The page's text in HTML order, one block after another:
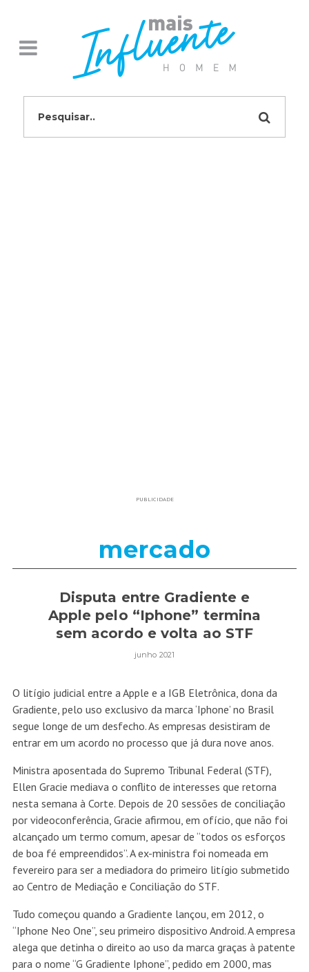
PUBLICIDADE
mercado
Disputa entre Gradiente e
Apple pelo “Iphone” termina
sem acordo e volta ao STF
junho 2021
O litígio judicial entre a Apple e a IGB Eletrônica, dona da
Gradiente, pelo uso exclusivo da marca ‘Iphone’ no Brasil
segue longe de um desfecho. As empresas desistiram de
entrar em um acordo no processo que já dura nove anos.
Ministra aposentada do Supremo Tribunal Federal (STF),
Ellen Gracie mediava o conflito de interesses que retorna
nesta semana à Corte. Depois de 20 sessões de conciliação
por videoconferência, Gracie afirmou, em ofício, que não foi
alcançado um termo comum, apesar de “todos os esforços
de boa fé empreendidos”. A ex-ministra foi nomeada em
fevereiro para ser a mediadora do primeiro litígio submetido
ao Centro de Mediação e Conciliação do STF.
Tudo começou quando a Gradiente lançou, em 2012, o
“Iphone Neo One”, seu primeiro dispositivo Android. A empresa
alega que detinha o direito ao uso da marca graças à patente
para o nome “G Gradiente Iphone”, pedido em 2000, mas